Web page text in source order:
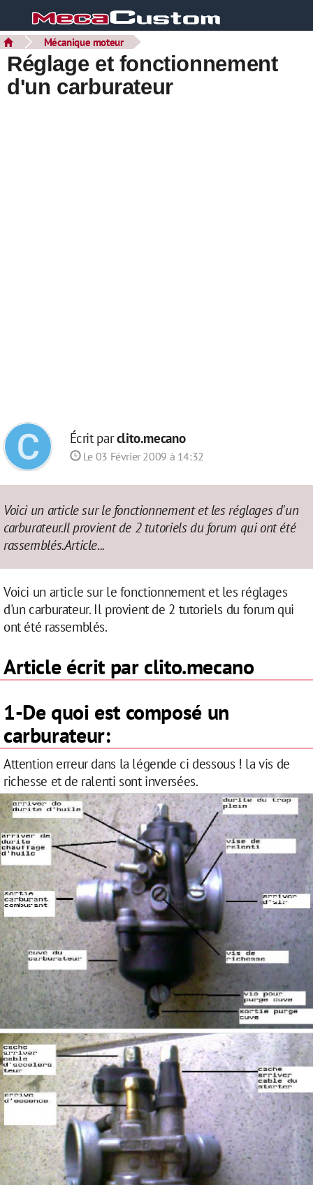
Mécanique moteur
Réglage et fonctionnement
d'un carburateur
Écrit parclito.mecano
Le 03 Février 2009 à 14:32
Voici un article sur le fonctionnement et les réglages d'un
carburateur.Il provient de 2 tutoriels du forum qui ont été
rassemblés.Article...
Voici un article sur le fonctionnement et les réglages
d'un carburateur. Il provient de 2 tutoriels du forum qui
ont été rassemblés.
Article écrit par clito.mecano
1-De quoi est composé un
carburateur:
Attention erreur dans la légende ci dessous ! la vis de
richesse et de ralenti sont inversées.